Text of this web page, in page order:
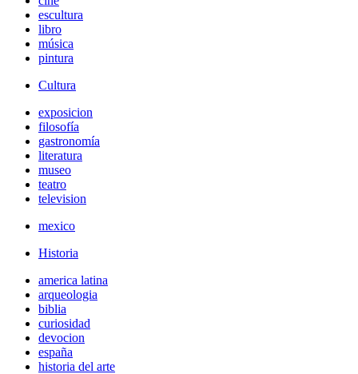
escultura
libro
música
pintura
Cultura
exposicion
filosofía
gastronomía
literatura
museo
teatro
television
mexico
Historia
america latina
arqueologia
biblia
curiosidad
devocion
españa
historia del arte